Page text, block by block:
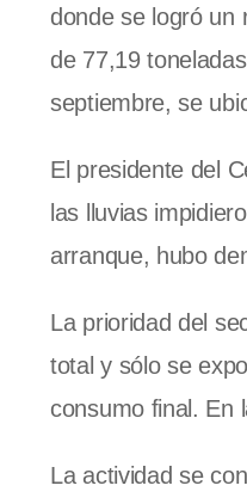
donde se logró un
de 77,19
septiembre, se
El presidente del
las lluvias
arranque, hubo
La prioridad del
total y sólo se
consumo final. En
La actividad se